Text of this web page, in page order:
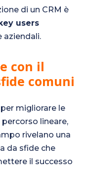
di un CRM è
users
aziendali.
con il
comuni
migliorare le
lineare,
rivelano una
da sfide che
il successo